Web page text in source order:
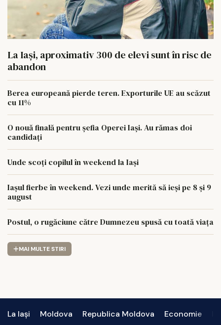
La Iași, aproximativ 300 de elevi sunt în risc de
abandon
Berea europeană pierde teren. Exporturile UE au scăzut
cu 11%
O nouă finală pentru șefia Operei Iași. Au rămas doi
candidați
Unde scoți copilul în weekend la Iași
Iașul fierbe în weekend. Vezi unde merită să ieși pe 8 și 9
august
Postul, o rugăciune către Dumnezeu spusă cu toată viața
MAI MULTE STIRI
La Iași Moldova Republica Moldova Economie